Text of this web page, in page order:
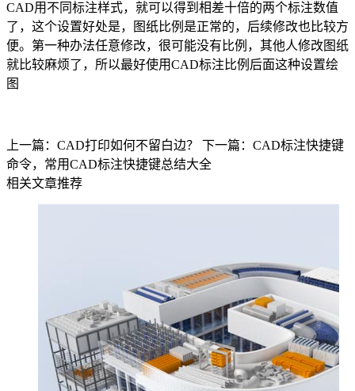
CAD用不同标注样式，就可以得到相差十倍的两个标注数值
了，这个设置好处是，图纸比例是正常的，后续修改也比较方
便。第一种办法任意修改，很可能没有比例，其他人修改图纸
就比较麻烦了，所以最好使用CAD标注 比例后面这种设置绘
图
上一篇：CAD打印如何不留白边？
下一篇：CAD标注快捷键
命令，常用CAD标注快捷键总结大全
相关文章推荐